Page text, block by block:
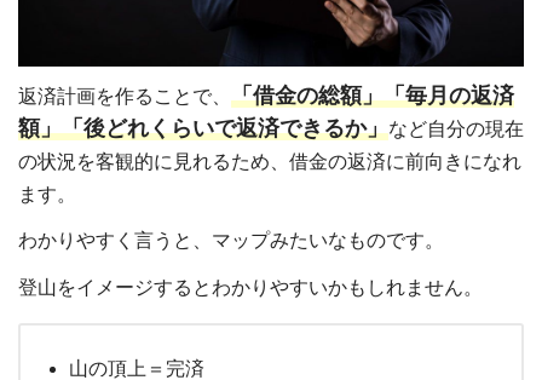
返済計画を作ることで、 「借金の総額」「毎月の返済
額」「後どれくらいで返済できるか」など自分の現在
の状況を客観的に見れるため、借金の返済に前向きになれ
ます。
わかりやすく言うと、マップみたいなものです。
登山をイメージするとわかりやすいかもしれません。
山の頂上＝完済